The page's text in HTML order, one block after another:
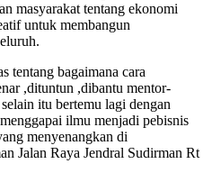
masyarakat tentang ekonomi
untuk membangun
tentang bagaimana cara
,dituntun ,dibantu mentor-
itu bertemu lagi dengan
ilmu menjadi pebisnis
menyenangkan di
Jalan Raya Jendral Sudirman Rt